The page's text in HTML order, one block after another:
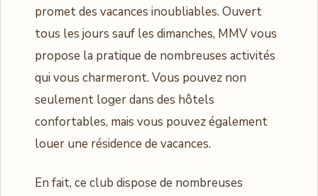
promet des vacances inoubliables. Ouvert
tous les jours sauf les dimanches, MMV vous
propose la pratique de nombreuses activités
qui vous charmeront. Vous pouvez non
seulement loger dans des hôtels
confortables, mais vous pouvez également
louer une résidence de vacances.
En fait, ce club dispose de nombreuses